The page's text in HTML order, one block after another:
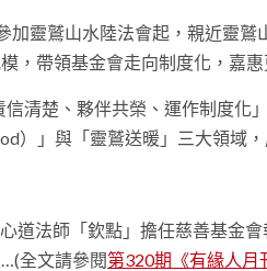
加靈鷲山水陸法會起，親近靈
，帶領基金會走向制度化，嘉惠
清楚、夥伴共榮、運作制度化
）」與「靈鷲送暖」三大領域
道法師「欽點」擔任慈善基金
全文請參閱第320期《有緣人月